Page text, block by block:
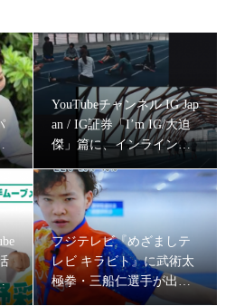
例会『挑戦のすゝめ ～子ども
』のパネリストに車いすフェンシ
（ディオエア）』のイメージモ
YouTubeチャンネル IG Jap
an / IG証券「I’m IG/大迫
傑」篇に、インラインス
ラランナーみゃこ、薬剤
師ランナーなっちゃんを
キャスティング
フジテレビ『めざましテ
レビ キラビト』に武術太
極拳・三船仁選手が出